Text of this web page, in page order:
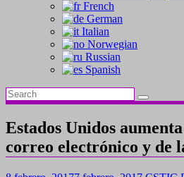
French
German
Italian
Norwegian
Russian
Spanish
Estados Unidos
correo electrónico y de